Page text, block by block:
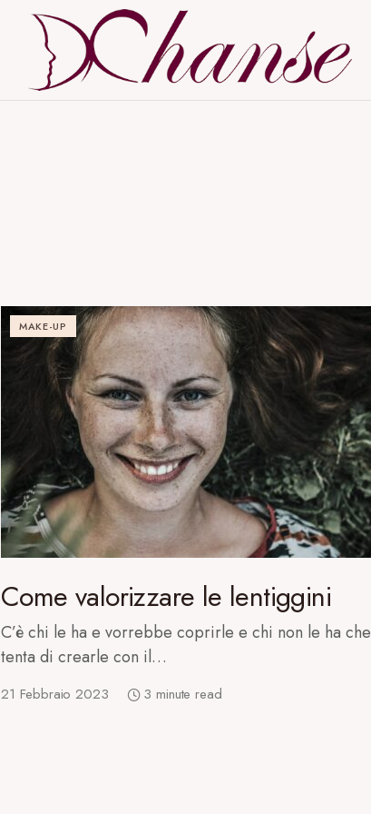
MAKE-UP
Come valorizzare le lentiggini
C’è chi le ha e vorrebbe coprirle e chi non le ha che
tenta di crearle con il…
21 Febbraio 2023 3 minute read